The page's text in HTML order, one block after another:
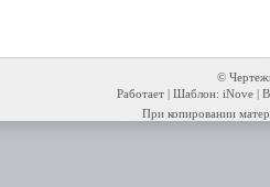
©
Работает | Шаблон: iNove |
При копировании